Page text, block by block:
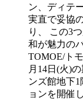
ン、ディテ
実直で妥協
り、 この3
和が魅力の
TOMOE/ト
月14日(火)
ンズ館地下
ョンを開催